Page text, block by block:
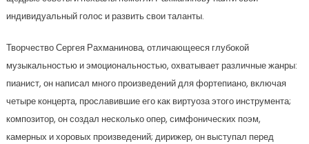
индивидуальный голос и развить свои таланты.
Творчество Сергея Рахманинова, отличающееся глубокой
музыкальностью и эмоциональностью, охватывает различные жанры:
пианист, он написал много произведений для фортепиано, включая
четыре концерта, прославившие его как виртуоза этого инструмента;
композитор, он создал несколько опер, симфонических поэм,
камерных и хоровых произведений; дирижер, он выступал перед